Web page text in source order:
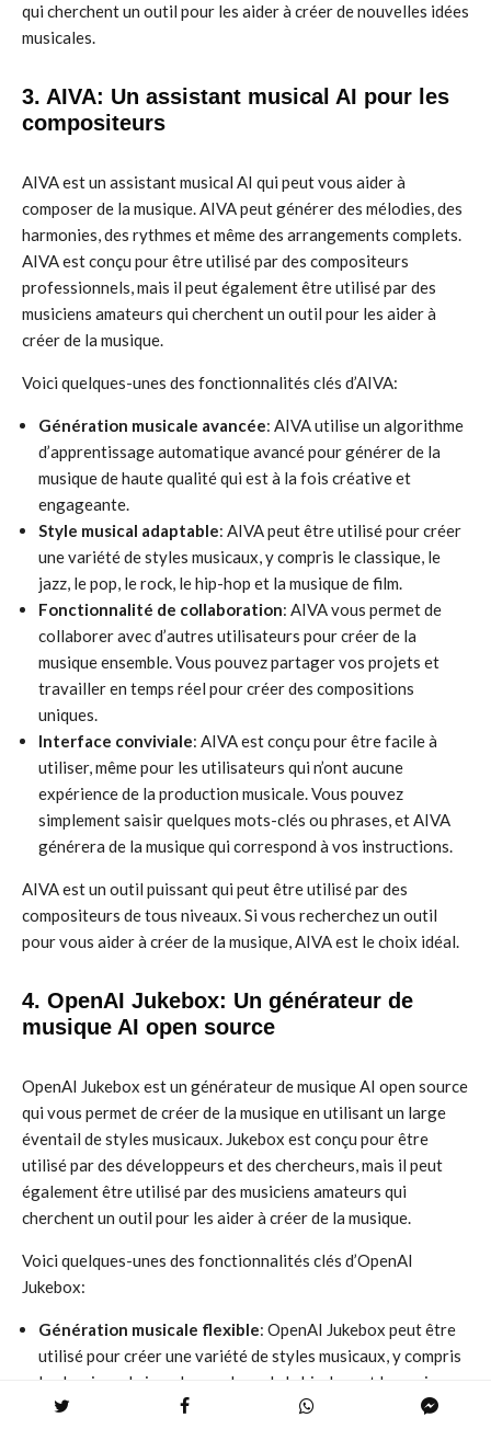
qui cherchent un outil pour les aider à créer de nouvelles idées
musicales.
3. AIVA: Un assistant musical AI pour les
compositeurs
AIVA est un assistant musical AI qui peut vous aider à
composer de la musique. AIVA peut générer des mélodies, des
harmonies, des rythmes et même des arrangements complets.
AIVA est conçu pour être utilisé par des compositeurs
professionnels, mais il peut également être utilisé par des
musiciens amateurs qui cherchent un outil pour les aider à
créer de la musique.
Voici quelques-unes des fonctionnalités clés d’AIVA:
Génération musicale avancée: AIVA utilise un algorithme
d’apprentissage automatique avancé pour générer de la
musique de haute qualité qui est à la fois créative et
engageante.
Style musical adaptable: AIVA peut être utilisé pour créer
une variété de styles musicaux, y compris le classique, le
jazz, le pop, le rock, le hip-hop et la musique de film.
Fonctionnalité de collaboration: AIVA vous permet de
collaborer avec d’autres utilisateurs pour créer de la
musique ensemble. Vous pouvez partager vos projets et
travailler en temps réel pour créer des compositions
uniques.
Interface conviviale: AIVA est conçu pour être facile à
utiliser, même pour les utilisateurs qui n’ont aucune
expérience de la production musicale. Vous pouvez
simplement saisir quelques mots-clés ou phrases, et AIVA
générera de la musique qui correspond à vos instructions.
AIVA est un outil puissant qui peut être utilisé par des
compositeurs de tous niveaux. Si vous recherchez un outil
pour vous aider à créer de la musique, AIVA est le choix idéal.
4. OpenAI Jukebox: Un générateur de
musique AI open source
OpenAI Jukebox est un générateur de musique AI open source
qui vous permet de créer de la musique en utilisant un large
éventail de styles musicaux. Jukebox est conçu pour être
utilisé par des développeurs et des chercheurs, mais il peut
également être utilisé par des musiciens amateurs qui
cherchent un outil pour les aider à créer de la musique.
Voici quelques-unes des fonctionnalités clés d’OpenAI
Jukebox:
Génération musicale flexible: OpenAI Jukebox peut être
utilisé pour créer une variété de styles musicaux, y compris
le classique, le jazz, le pop, le rock, le hip-hop et la musique
de film.